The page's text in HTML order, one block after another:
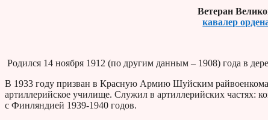
Ветеран
кавалер
Родился 14 ноября 1912 (по другим данным – 1908) года в
В 1933 году призван в Красную Армию Шуйским
артиллерийское училище. Служил в артиллерийских частях:
с Финляндией 1939-1940 годов.